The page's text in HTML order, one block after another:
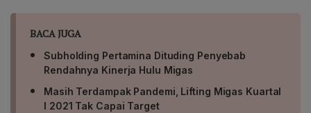
BACA JUGA
Subholding Pertamina Dituding Penyebab
Rendahnya Kinerja Hulu Migas
Masih Terdampak Pandemi, Lifting Migas Kuartal
I 2021 Tak Capai Target